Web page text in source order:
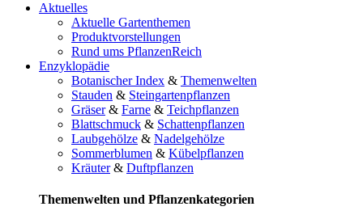
Aktuelles
Aktuelle Gartenthemen
Produktvorstellungen
Rund ums PflanzenReich
Enzyklopädie
Botanischer Index & Themenwelten
Stauden & Steingartenpflanzen
Gräser& Farne & Teichpflanzen
Blattschmuck & Schattenpflanzen
Laubgehölze & Nadelgehölze
Sommerblumen & Kübelpflanzen
Kräuter& Duftpflanzen
Themenwelten und Pflanzenkategorien